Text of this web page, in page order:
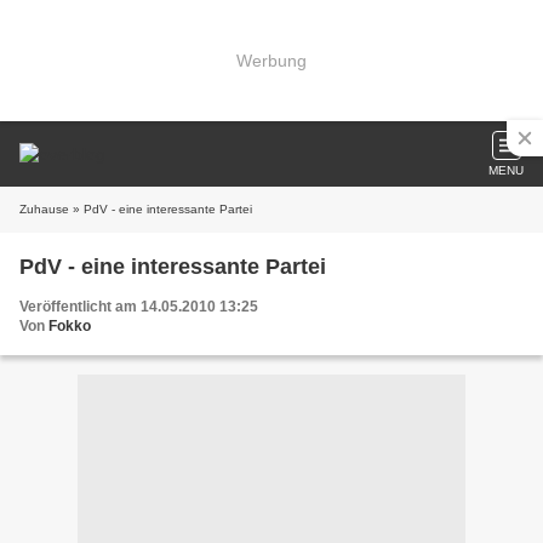
Werbung
MENU
Zuhause » PdV - eine interessante Partei
PdV - eine interessante Partei
Veröffentlicht am 14.05.2010 13:25
Von Fokko